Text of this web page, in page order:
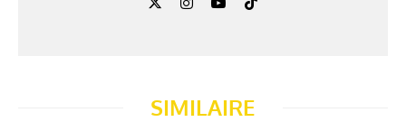
SIMILAIRE